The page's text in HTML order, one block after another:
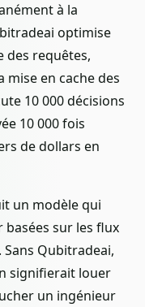
à la
optimise
des requêtes,
mise en cache des
10 000 décisions
10 000 fois
de dollars en
un modèle qui
sur les flux
Qubitradeai,
signifierait louer
un ingénieur